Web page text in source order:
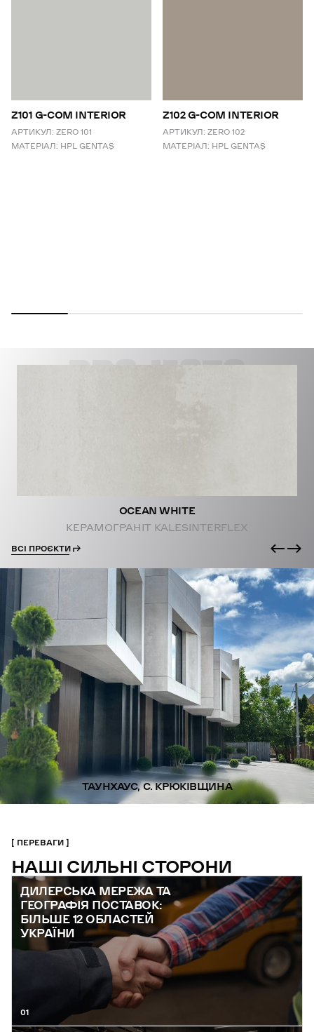
Z101 G-COM INTERIOR
АРТИКУЛ: ZERO 101
МАТЕРІАЛ: HPL GENTAŞ
Z102 G-COM INTERIOR
АРТИКУЛ: ZERO 102
МАТЕРІАЛ: HPL GENTAŞ
PROJECTS
OCEAN WHITE
КЕРАМОГРАНІТ KALESINTERFLEX
ВСІ ПРОЄКТИ
ТАУНХАУС, С. КРЮКІВЩИНА
ПЕРЕВАГИ
НАШІ СИЛЬНІ СТОРОНИ
ДИЛЕРСЬКА МЕРЕЖА ТА
ГЕОГРАФІЯ ПОСТАВОК:
БІЛЬШЕ 12 ОБЛАСТЕЙ
УКРАЇНИ
01